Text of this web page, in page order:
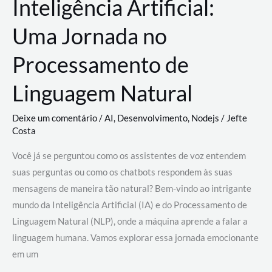
Inteligência Artificial:
Uma Jornada no
Processamento de
Linguagem Natural
Deixe um comentário/AI, Desenvolvimento, Nodejs / Jefte
Costa
Você já se perguntou como os assistentes de voz entendem
suas perguntas ou como os chatbots respondem às suas
mensagens de maneira tão natural? Bem-vindo ao intrigante
mundo da Inteligência Artificial (IA) e do Processamento de
Linguagem Natural (NLP), onde a máquina aprende a falar a
linguagem humana. Vamos explorar essa jornada emocionante
em um